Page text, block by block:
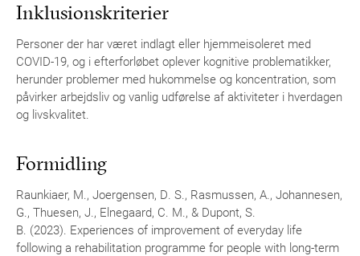
Inklusionskriterier
Personer der har været indlagt eller hjemmeisoleret med
COVID-19, og i efterforløbet oplever kognitive problematikker,
herunder problemer med hukommelse og koncentration, som
påvirker arbejdsliv og vanlig udførelse af aktiviteter i hverdagen
og livskvalitet.
Formidling
Raunkiaer, M., Joergensen, D. S., Rasmussen, A., Johannesen,
G., Thuesen, J., Elnegaard, C. M., & Dupont, S.
B. (2023). Experiences of improvement of everyday life
following a rehabilitation programme for people with long-term